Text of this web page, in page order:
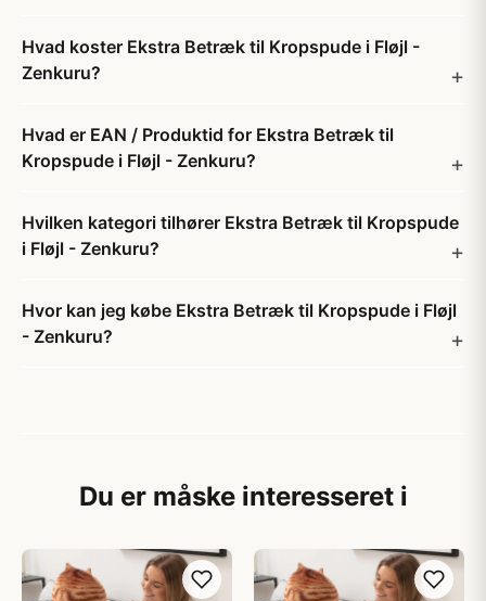
Hvad koster Ekstra Betræk til Kropspude i Fløjl -
Zenkuru?
Hvad er EAN / Produktid for Ekstra Betræk til
Kropspude i Fløjl - Zenkuru?
Hvilken kategori tilhører Ekstra Betræk til Kropspude
i Fløjl - Zenkuru?
Hvor kan jeg købe Ekstra Betræk til Kropspude i Fløjl
- Zenkuru?
Du er måske interesseret i